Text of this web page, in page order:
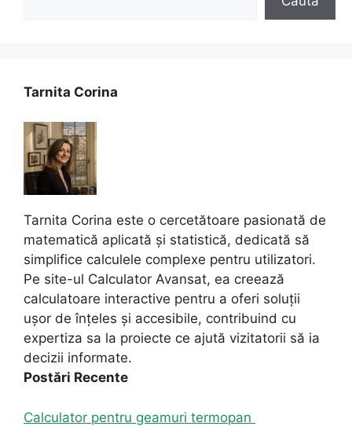
Tarnita Corina
Tarnita Corina este o cercetătoare pasionată de
matematică aplicată și statistică, dedicată să
simplifice calculele complexe pentru utilizatori.
Pe site-ul Calculator Avansat, ea creează
calculatoare interactive pentru a oferi soluții
ușor de înțeles și accesibile, contribuind cu
expertiza sa la proiecte ce ajută vizitatorii să ia
decizii informate.
Postări Recente
Calculator pentru geamuri termopan